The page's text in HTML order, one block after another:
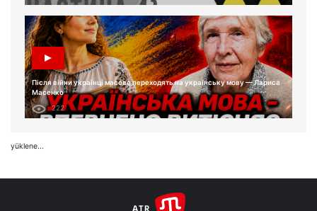
Після війни українці масово переходять на українську мову — Лариса
Масенко
222
yüklene...